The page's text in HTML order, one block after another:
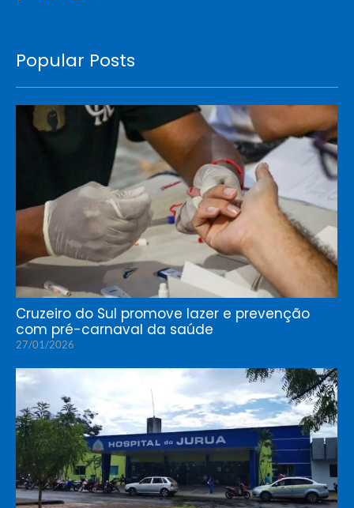
Popular Posts
Cruzeiro do Sul promove lazer e prevenção
com pré-carnaval da saúde
27/01/2026